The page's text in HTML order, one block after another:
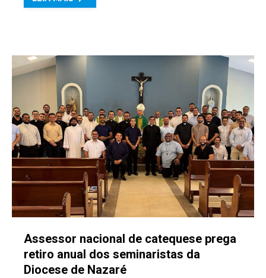
Assessor nacional de catequese prega
retiro anual dos seminaristas da
Diocese de Nazaré